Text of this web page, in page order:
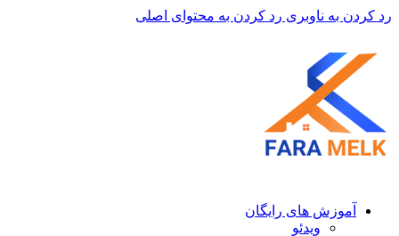
رد کردن به ناوبری رد کردن به محتوای اصلی
آموزش های رایگان
ویدئو